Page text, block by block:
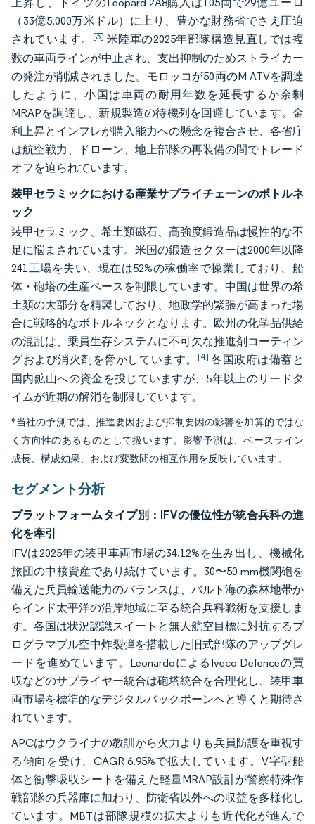
（33億5,000万米ドル）に上り、豊かな財務省でさえ圧迫
されています。 [3] 米陸軍の2025年部隊構造見直しでは複
数の車両ラインが中止され、支出抑制のためストライカー
の発注が削減されました。モロッコが50両のM-ATVを調達
したように、小国は車両の耐用年数を延長するか余剰
MRAPを調達し、新規製造の待機列を回避しています。金
利上昇とインフレが購入能力への懸念を複合させ、各省庁
は航空戦力、ドローン、地上部隊の再装備の間でトレード
オフを迫られています。
装甲セラミックにおける産業サプライチェーンのボトルネ
ック
装甲セラミック、希土類磁石、高強度鍛造品は慢性的な不
足に悩まされています。米国の鍛造セクターは2000年以降
241工場を失い、現在は52%の稼働率で操業しており、船
体・砲塔の生産ペースを制限しています。中国は世界の希
土類の大部分を精製しており、地政学的緊張が高まった場
合に戦略的なボトルネックとなります。欧州の化学品供給
の混乱は、乗員生存システムに不可欠な推進剤コーティン
グおよび消火剤を脅かしています。 [4] 各国政府は備蓄と
国内鉱山への資金を投じていますが、5年以上のリードタ
イムが近期の解消を制限しています。
*当社の予測では、推進要因および抑制要因の影響を加算的ではな
く方向性のあるものとして扱います。影響予測は、ベースライン
成長、構成効果、および変数間の相互作用を反映しています。
セグメント分析
プラットフォームタイプ別：IFVの優位性が統合兵科の進
化を牽引
IFVは2025年の装甲車両市場の34.12%を生み出し、機械化
旅団の中核資産であり続けています。30〜50 mm機関砲を
備えた兵員輸送能力のバランスは、バルト海の森林地帯か
らインド太平洋の沿岸地域に至る統合兵科戦術を支援しま
す。各国は状況認識スイートと無人航空目標に対抗するプ
ログラマブル空中炸裂弾を搭載した旧式部隊のアップグレ
ードを進めています。LeonardoによるIveco Defenceの買
収などのサプライヤー統合は砲塔統合を合理化し、装甲車
両市場を標準的なデジタルバックボーンへと導くと期待さ
れています。
APCはウクライナの教訓から火力よりも兵員防護を重視す
る傾向を受け、CAGR 6.95%で拡大しています。V字型船
体と衝撃吸収シートを備えた軽量MRAP設計が警察特殊作
戦部隊の兵器庫に加わり、防衛省以外への収益を多様化し
ています。MBTは部隊規模の拡大よりも近代化が進んで